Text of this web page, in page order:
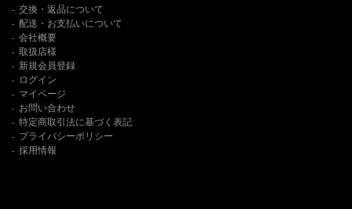
- 交換・返品について
- 配送・お支払いについて
- 会社概要
- 取扱店様
- 新規会員登録
- ログイン
- マイページ
- お問い合わせ
- 特定商取引法に基づく表記
- プライバシーポリシー
- 採用情報